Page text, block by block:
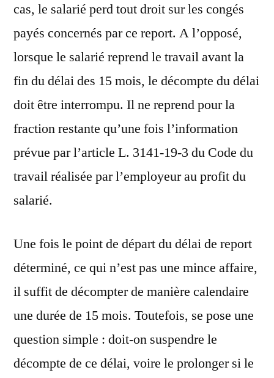
cas, le salarié perd tout droit sur les congés
payés concernés par ce report. A l’opposé,
lorsque le salarié reprend le travail avant la
fin du délai des 15 mois, le décompte du délai
doit être interrompu. Il ne reprend pour la
fraction restante qu’une fois l’information
prévue par l’article L. 3141-19-3 du Code du
travail réalisée par l’employeur au profit du
salarié.
Une fois le point de départ du délai de report
déterminé, ce qui n’est pas une mince affaire,
il suffit de décompter de manière calendaire
une durée de 15 mois. Toutefois, se pose une
question simple : doit-on suspendre le
décompte de ce délai, voire le prolonger si le